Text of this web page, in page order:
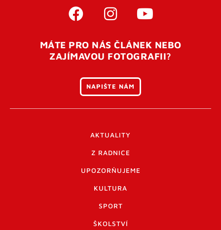
Pro úspěšné dokončení registrace je potřeba
vaší e-mailovouadresu. Po úspěšném odeslání
otevření tohoto odkazu se váš účet ověří a můžete se
přihlásit. Nezapomeňte zkontrolovat složku SPAM ve
MÁTE PRO NÁS ČLÁNEK NEBO
ZAJÍMAVOU FOTOGRAFII?
NAPIŠTE NÁM
AKTUALITY
Z RADNICE
UPOZORŇUJEME
KULTURA
SPORT
ŠKOLSTVÍ